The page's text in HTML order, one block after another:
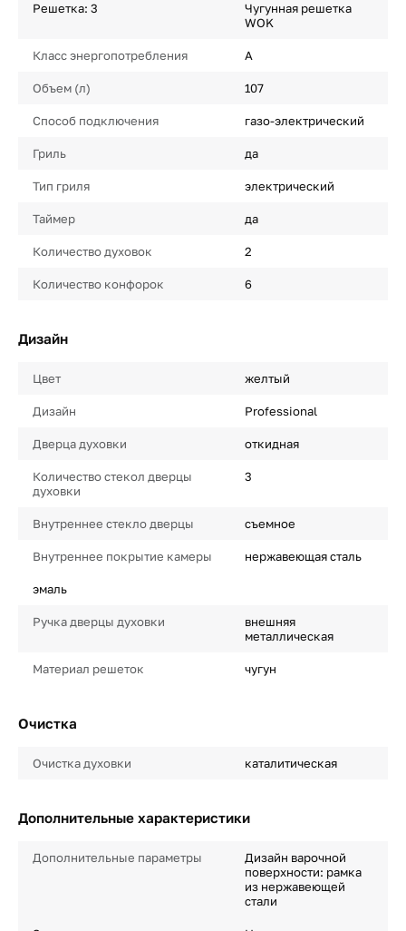
Решетка: 3
Чугунная решетка
WOK
Класс энергопотребления A
Объем (л) 107
Способ подключения газо-электрический
Гриль да
Тип гриля электрический
Таймер да
Количество духовок 2
Количество конфорок 6
Дизайн
Цвет желтый
Дизайн Professional
Дверца духовки откидная
Количество стекол дверцы
духовки
3
Внутреннее стекло дверцы съемное
Внутреннее покрытие камеры нержавеющая сталь
эмаль
Ручка дверцы духовки
внешняя
металлическая
Материал решеток чугун
Очистка
Очистка духовки каталитическая
Дополнительные характеристики
Дополнительные параметры
Дизайн варочной
поверхности: рамка
из нержавеющей
стали